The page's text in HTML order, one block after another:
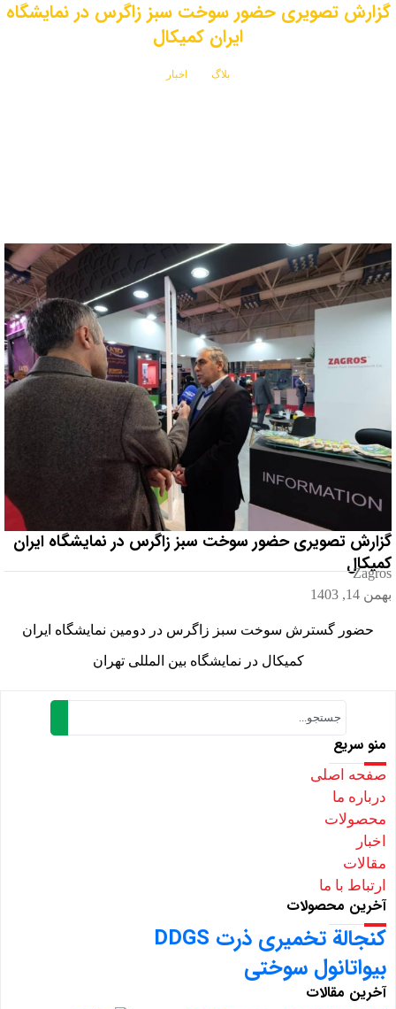
گزارش تصویری حضور سوخت سبز زاگرس در نمایشگاه
ایران کمیکال
بلاگ
اخبار
گزارش تصویری حضور سوخت سبز زاگرس در نمایشگاه ایران
کمیکال
Zagros
بهمن 14, 1403
حضور گسترش سوخت سبز زاگرس در دومین نمایشگاه ایران
کمیکال در نمایشگاه بین المللی تهران
منو سریع
صفحه اصلی
درباره ما
محصولات
اخبار
مقالات
ارتباط با ما
آخرین محصولات
کنجالة تخمیری ذرت DDGS
بیواتانول سوختی
آخرین مقالات